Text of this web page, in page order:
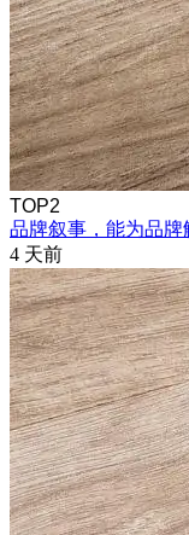
TOP2
品牌叙事，能为品牌
4 天前